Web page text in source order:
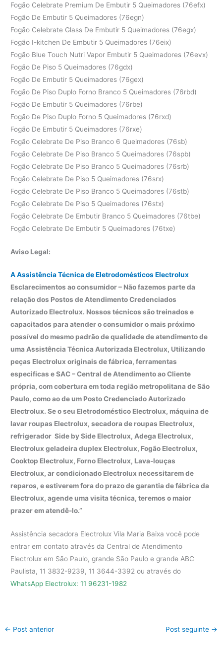
Fogão Celebrate Premium De Embutir 5 Queimadores (76efx)
Fogão De Embutir 5 Queimadores (76egn)
Fogão Celebrate Glass De Embutir 5 Queimadores (76egx)
Fogão I-kitchen De Embutir 5 Queimadores (76eix)
Fogão Blue Touch Nutri Vapor Embutir 5 Queimadores (76evx)
Fogão De Piso 5 Queimadores (76gdx)
Fogão De Embutir 5 Queimadores (76gex)
Fogão De Piso Duplo Forno Branco 5 Queimadores (76rbd)
Fogão De Embutir 5 Queimadores (76rbe)
Fogão De Piso Duplo Forno 5 Queimadores (76rxd)
Fogão De Embutir 5 Queimadores (76rxe)
Fogão Celebrate De Piso Branco 6 Queimadores (76sb)
Fogão Celebrate De Piso Branco 5 Queimadores (76spb)
Fogão Celebrate De Piso Branco 5 Queimadores (76srb)
Fogão Celebrate De Piso 5 Queimadores (76srx)
Fogão Celebrate De Piso Branco 5 Queimadores (76stb)
Fogão Celebrate De Piso 5 Queimadores (76stx)
Fogão Celebrate De Embutir Branco 5 Queimadores (76tbe)
Fogão Celebrate De Embutir 5 Queimadores (76txe)
Aviso Legal:
A Assistência Técnica de Eletrodomésticos Electrolux
Esclarecimentos ao consumidor – Não fazemos parte da
relação dos Postos de Atendimento Credenciados
Autorizado Electrolux. Nossos técnicos são treinados e
capacitados para atender o consumidor o mais próximo
possível do mesmo padrão de qualidade de atendimento de
uma Assistência Técnica Autorizada Electrolux, Utilizando
peças Electrolux originais de fábrica, ferramentas
especificas e SAC – Central de Atendimento ao Cliente
própria, com cobertura em toda região metropolitana de São
Paulo, como ao de um Posto Credenciado Autorizado
Electrolux. Se o seu Eletrodoméstico Electrolux, máquina de
lavar roupas Electrolux, secadora de roupas Electrolux,
refrigerador Side by Side Electrolux, Adega Electrolux,
Electrolux geladeira duplex Electrolux, Fogão Electrolux,
Cooktop Electrolux, Forno Electrolux, Lava-louças
Electrolux, ar condicionado Electrolux necessitarem de
reparos, e estiverem fora do prazo de garantia de fábrica da
Electrolux, agende uma visita técnica, teremos o maior
prazer em atendê-lo.”
Assistência secadora Electrolux Vila Maria Baixa você pode
entrar em contato através da Central de Atendimento
Electrolux em São Paulo, grande São Paulo e grande ABC
Paulista, 11 3832-9239, 11 3644-3392 ou através do
WhatsApp Electrolux: 11 96231-1982
← Post anterior Post seguinte →